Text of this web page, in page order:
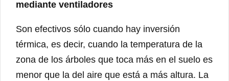
mediante ventiladores
Son efectivos sólo cuando hay inversión
térmica, es decir, cuando la temperatura de la
zona de los árboles que toca más en el suelo es
menor que la del aire que está a más altura. La